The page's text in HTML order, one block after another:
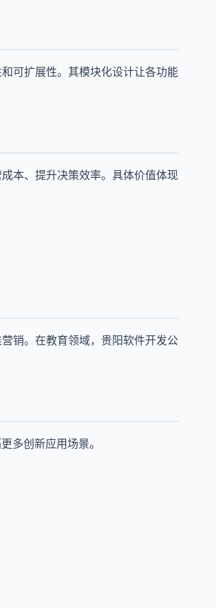
可扩展性。其模块化设计让各功能
本、提升决策效率。具体价值体现
销。在教育领域，贵阳软件开发公
多创新应用场景。